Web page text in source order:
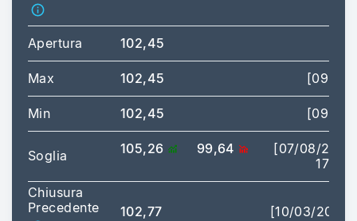
Apertura 102,45
Max 102,45 [09:00]
Min 102,45 [09:00]
Soglia 105,26 99,64
[07/08/2026
17:35]
Chiusura
Precedente
102,77 [10/03/2026]